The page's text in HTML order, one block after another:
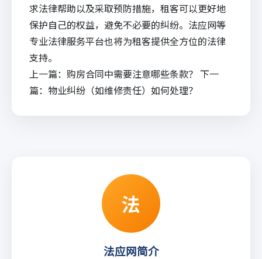
求法律帮助以及采取预防措施，租客可以更好地
保护自己的权益，避免不必要的纠纷。 法应网等
专业法律服务平台也将为租客提供全方位的法律
支持。
上一篇： 购房合同中需要注意哪些条款？ 下一
篇： 物业纠纷（如维修责任）如何处理？
法
法应网简介